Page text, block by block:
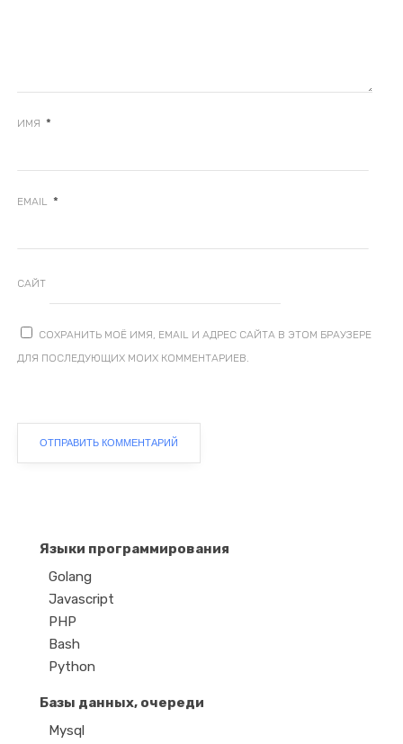
ИМЯ *
EMAIL *
САЙТ
СОХРАНИТЬ МОЁ ИМЯ, EMAIL И АДРЕС САЙТА В ЭТОМ БРАУЗЕРЕ
ДЛЯ ПОСЛЕДУЮЩИХ МОИХ КОММЕНТАРИЕВ.
Языки программирования
Golang
Javascript
PHP
Bash
Python
Базы данных, очереди
Mysql